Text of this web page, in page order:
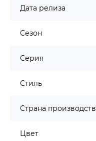
Дата релиза
Сезон
Серия
Стиль
Страна
Цвет